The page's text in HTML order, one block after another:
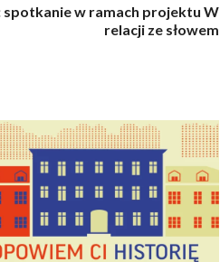
spotkanie w ramach projektu W
relacji ze słowem